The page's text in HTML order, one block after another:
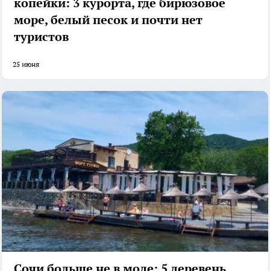
море, белый песок и почти нет
туристов
25 июня